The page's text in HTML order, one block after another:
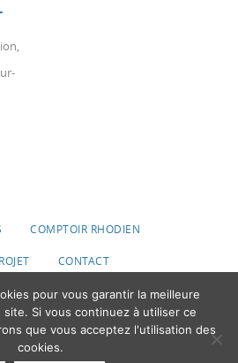
,
COMPTOIR RHODIEN
CONTACT
Ville du Roeulx
avecNirvana&WordPress.
pour vous garantir la meilleure
Si vous continuez à utiliser ce
que vous acceptez l'utilisation des
cookies.